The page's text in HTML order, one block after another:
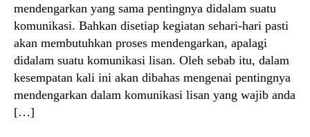
mendengarkan yang sama pentingnya didalam suatu
komunikasi. Bahkan disetiap kegiatan sehari-hari pasti
akan membutuhkan proses mendengarkan, apalagi
didalam suatu komunikasi lisan. Oleh sebab itu, dalam
kesempatan kali ini akan dibahas mengenai pentingnya
mendengarkan dalam komunikasi lisan yang wajib anda
[…]